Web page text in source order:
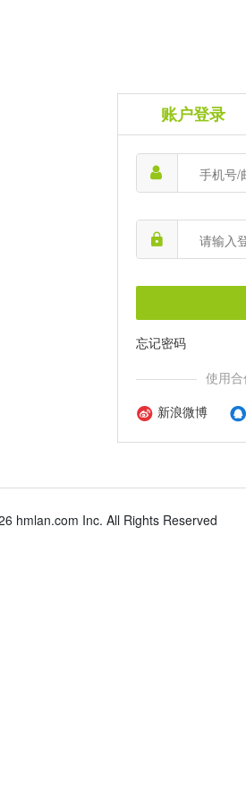
账户登录
忘记密码
使用
新浪微博
hmlan.com Inc. All Rights Reserved